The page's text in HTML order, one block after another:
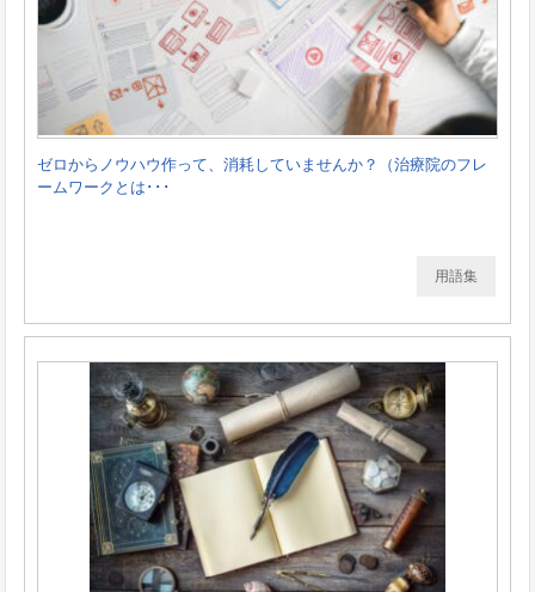
ゼロからノウハウ作って、消耗していませんか？（治療院のフレ
ームワークとは･･･
用語集